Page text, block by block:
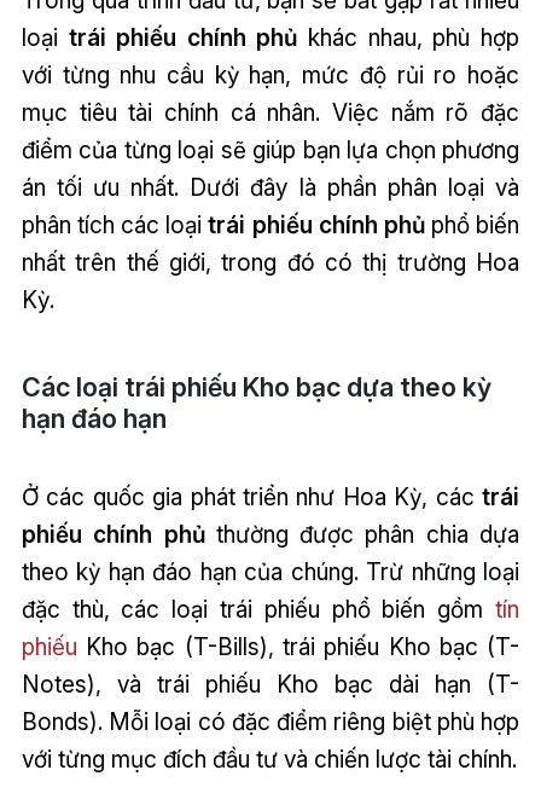
loại trái phiếu chính phủ khác nhau, phù hợp
với từng nhu cầu kỳ hạn, mức độ rủi ro hoặc
mục tiêu tài chính cá nhân. Việc nắm rõ đặc
điểm của từng loại sẽ giúp bạn lựa chọn phương
án tối ưu nhất. Dưới đây là phần phân loại và
phân tích các loạitrái phiếu chính phủphổ biến
nhất trên thế giới, trong đó có thị trường Hoa
Kỳ.
Các loại trái phiếu Kho bạc dựa theo kỳ
hạn đáo hạn
Ở các quốc gia phát triển như Hoa Kỳ, cáctrái
phiếu chính phủthường được phân chia dựa
theo kỳ hạn đáo hạn của chúng. Trừ những loại
đặc thù, các loại trái phiếu phổ biến gồmtín
phiếu Kho bạc (T-Bills), trái phiếu Kho bạc (T-
Notes), và trái phiếu Kho bạc dài hạn (T-
Bonds). Mỗi loại có đặc điểm riêng biệt phù hợp
với từng mục đích đầu tư và chiến lược tài chính.